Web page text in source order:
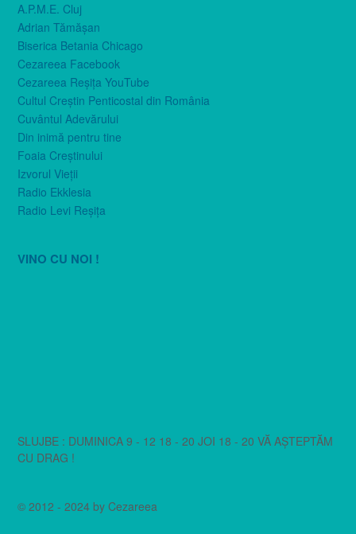
A.P.M.E. Cluj
Adrian Tămăşan
Biserica Betania Chicago
Cezareea Facebook
Cezareea Reşiţa YouTube
Cultul Creştin Penticostal din România
Cuvântul Adevărului
Din inimă pentru tine
Foaia Creştinului
Izvorul Vieţii
Radio Ekklesia
Radio Levi Reşiţa
VINO CU NOI !
SLUJBE : DUMINICA 9 - 12 18 - 20 JOI 18 - 20 VĂ AȘTEPTĂM
CU DRAG !
© 2012 - 2024 by Cezareea